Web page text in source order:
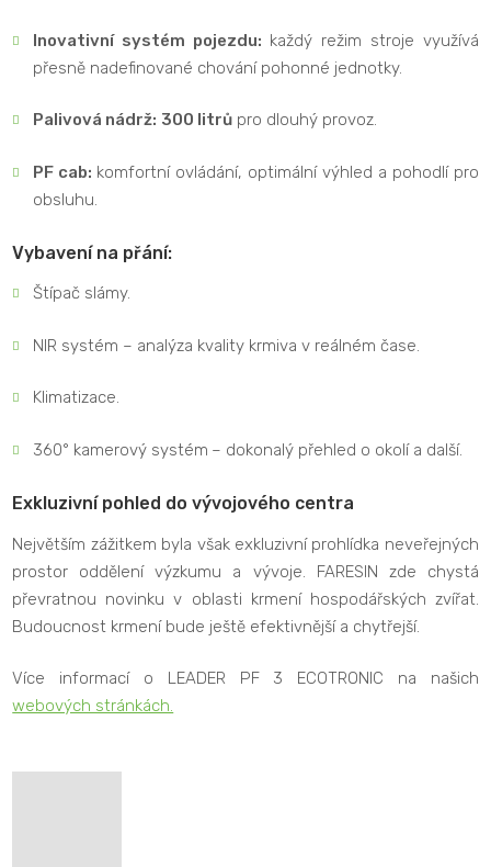
Inovativní systém pojezdu: každý režim stroje využívá
přesně nadefinované chování pohonné jednotky.
Palivová nádrž: 300 litrů pro dlouhý provoz.
PF cab: komfortní ovládání, optimální výhled a pohodlí pro
obsluhu.
Vybavení na přání:
Štípač slámy.
NIR systém – analýza kvality krmiva v reálném čase.
Klimatizace.
360° kamerový systém – dokonalý přehled o okolí a další.
Exkluzivní pohled do vývojového centra
Největším zážitkem byla však exkluzivní prohlídka neveřejných
prostor oddělení výzkumu a vývoje. FARESIN zde chystá
převratnou novinku v oblasti krmení hospodářských zvířat.
Budoucnost krmení bude ještě efektivnější a chytřejší.
Více informací o LEADER PF 3 ECOTRONIC na našich
webových stránkách.